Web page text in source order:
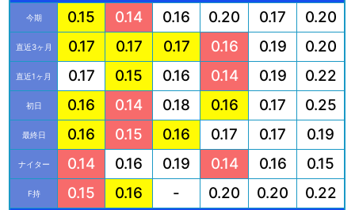
今期 0.15 0.14 0.16 0.20 0.17 0.20
直近3ヶ月 0.17 0.17 0.17 0.16 0.19 0.20
直近1ヶ月 0.17 0.15 0.16 0.14 0.19 0.22
初日 0.16 0.14 0.18 0.16 0.17 0.25
最終日 0.16 0.15 0.16 0.17 0.17 0.19
ナイター 0.14 0.16 0.19 0.14 0.16 0.15
F持 0.15 0.16 - 0.20 0.20 0.22